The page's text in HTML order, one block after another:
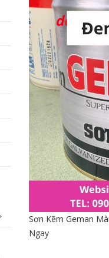
Sơn Kẽm Geman
Ngay